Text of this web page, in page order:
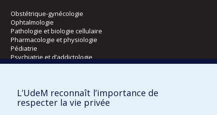
Obstétrique-gynécologie
Ophtalmologie
Pathologie et biologie cellulaire
Pharmacologie et physiologie
Pédiatrie
Psychiatrie et d’addictologie
Radiologie, radio-oncologie et médecine nucléaire
Écoles
L’UdeM reconnaît l’importance de
respecter la vie privée